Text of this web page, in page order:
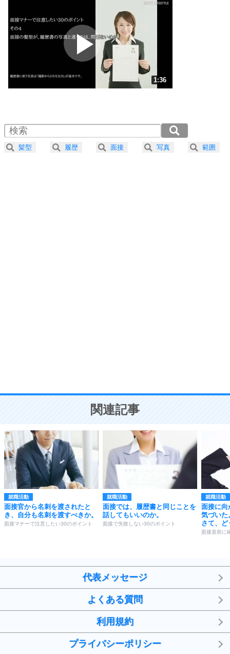
いらいらしない人になる30の方法
プラス思考
ポジティブになれない原因は、行動しないから。
ポジティブ思考になる30の方法
ストレス対策
人生、なんとかなるもの。
気楽に生きる30の方法
4 器の大きい人は、怒りを優しさで表現する。
プラス思考
ことが大切。
1:36
2.0倍速 （189KB 48秒）
2.5倍速 （151KB 38秒）
3.0倍速 （126KB 32秒）
髪型 履歴 面接 写真 範囲
関連記事
就職活動
面接官から名刺を渡されたと
き、自分も名刺を渡すべきか。
面接マナーで注意したい30のポイント
就職活動
面接では、履歴書と同じことを
話してもいいのか。
面接で失敗しない30のポイント
就職活動
面接に向
気づいた
さて、ど
面接直前に
代表メッセージ
よくある質問
利用規約
プライバシーポリシー